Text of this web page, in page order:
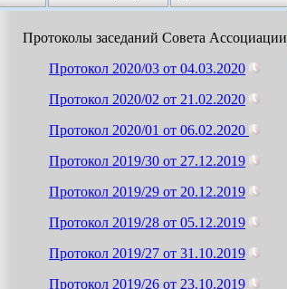
Протоколы заседаний Совета Ассоциации
Протокол 2020/03 от 04.03.2020
Протокол 2020/02 от 21.02.2020
Протокол 2020/01 от 06.02.2020
Протокол 2019/30 от 27.12.2019
Протокол 2019/29 от 20.12.2019
Протокол 2019/28 от 05.12.2019
Протокол 2019/27 от 31.10.2019
Протокол 2019/26 от 23.10.2019